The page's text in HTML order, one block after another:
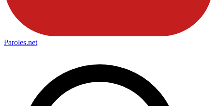
Paroles.net